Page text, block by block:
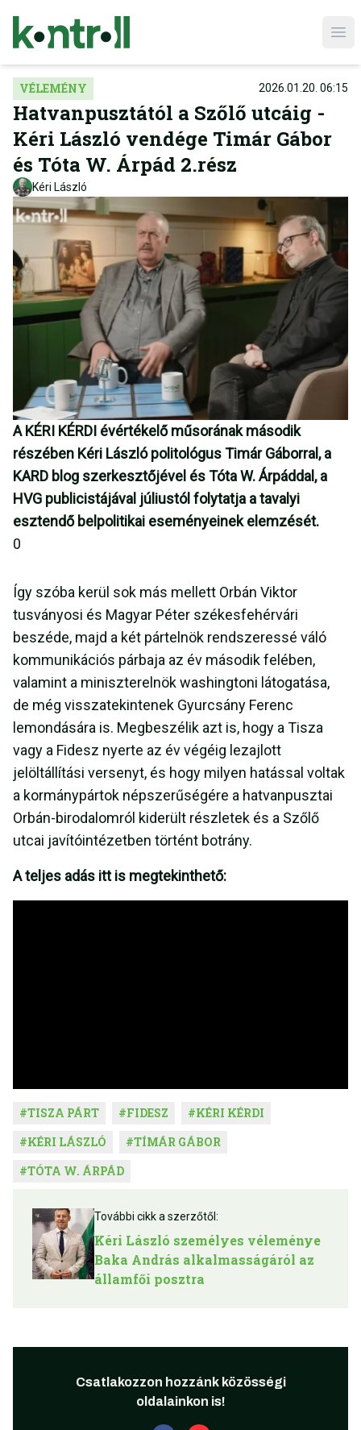
VÉLEMÉNY 2026.01.20. 06:15
Hatvanpusztától a Szőlő utcáig -
Kéri László vendége Timár Gábor
és Tóta W. Árpád 2.rész
Kéri László
A KÉRI KÉRDI évértékelő műsorának második
részében Kéri László politológus Timár Gáborral, a
KARD blog szerkesztőjével és Tóta W. Árpáddal, a
HVG publicistájával júliustól folytatja a tavalyi
esztendő belpolitikai eseményeinek elemzését.
0
Így szóba kerül sok más mellett Orbán Viktor
tusványosi és Magyar Péter székesfehérvári
beszéde, majd a két pártelnök rendszeressé váló
kommunikációs párbaja az év második felében,
valamint a miniszterelnök washingtoni látogatása,
de még visszatekintenek Gyurcsány Ferenc
lemondására is. Megbeszélik azt is, hogy a Tisza
vagy a Fidesz nyerte az év végéig lezajlott
jelöltállítási versenyt, és hogy milyen hatással voltak
a kormánypártok népszerűségére a hatvanpusztai
Orbán-birodalomról kiderült részletek és a Szőlő
utcai javítóintézetben történt botrány.
A teljes adás itt is megtekinthető:
#TISZA PÁRT #FIDESZ #KÉRI KÉRDI
#KÉRI LÁSZLÓ #TÍMÁR GÁBOR
#TÓTA W. ÁRPÁD
További cikk a szerzőtől:
Kéri László személyes véleménye
Baka András alkalmasságáról az
államfői posztra
Csatlakozzon hozzánk közösségi
oldalainkon is!